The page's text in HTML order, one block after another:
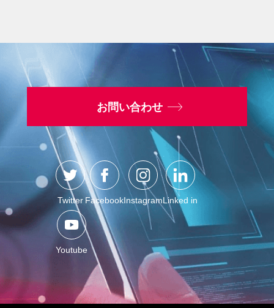
お問い合わせ
Twitter FacebookInstagramLinked in
Youtube